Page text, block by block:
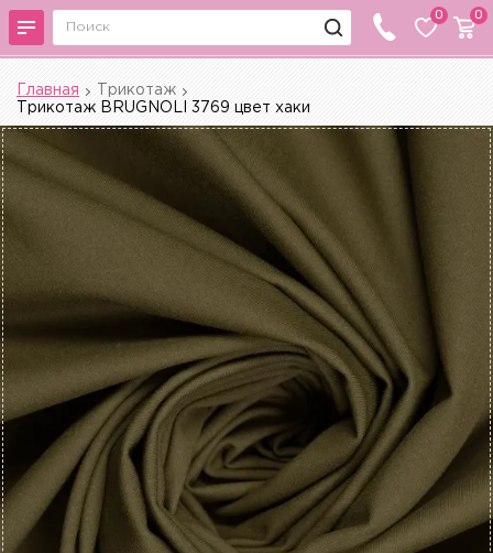
0 0
Главная
Трикотаж
Трикотаж BRUGNOLI 3769 цвет хаки